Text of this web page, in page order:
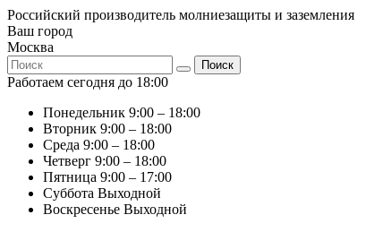
Российский производитель молниезащиты и заземления
Ваш город
Москва
Поиск
Работаем сегодня до 18:00
Понедельник 9:00 – 18:00
Вторник 9:00 – 18:00
Среда 9:00 – 18:00
Четверг 9:00 – 18:00
Пятница 9:00 – 17:00
Суббота Выходной
Воскресенье Выходной